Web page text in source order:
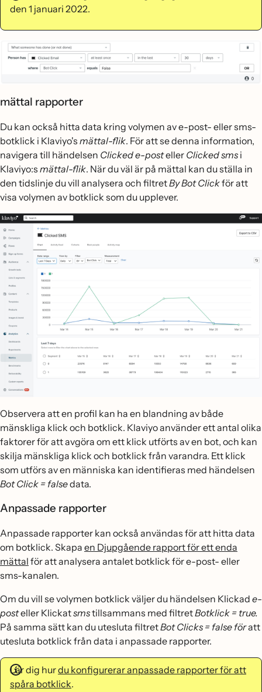
den 1 januari 2022.
mättal rapporter
Du kan också hitta data kring volymen av e-post- eller sms-
botklick i Klaviyo's mättal-flik. För att se denna information,
navigera till händelsen Clicked e-posteller Clicked smsi
Klaviyo:s mättal-flik. När du väl är på mättal kan du ställa in
den tidslinje du vill analysera och filtretBy Bot Clickför att
visa volymen av botklick som du upplever.
Observera att en profil kan ha en blandning av både
mänskliga klick och botklick. Klaviyo använder ett antal olika
faktorer för att avgöra om ett klick utförts av en bot, och kan
skilja mänskliga klick och botklick från varandra. Ett klick
som utförs av en människa kan identifieras med händelsen
Bot Click = falsedata.
Anpassade rapporter
Anpassade rapporter kan också användas för att hitta data
om botklick. Skapa en Djupgående rapport för ett enda
mättal för att analysera antalet botklick för e-post- eller
sms-kanalen.
Om du vill se volymen botklick väljer du händelsen Klickad e-
posteller Klickatsmstillsammans med filtretBotklick = true.
På samma sätt kan du utesluta filtretBot Clicks = false föratt
utesluta botklick från data i anpassade rapporter.
Lär dig hurdu konfigurerar anpassade rapporter för att
spåra botklick.